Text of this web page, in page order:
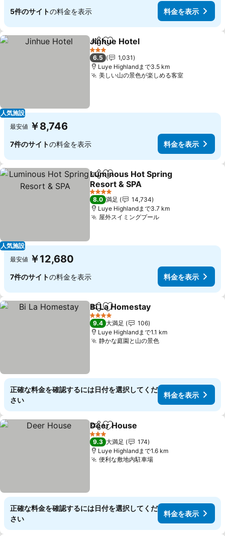
5件のサイトの料金を表示 料金を表示
人気施設
シェアお気に入りに追加
Jinhue Hotel
3 ホテルのランク
6.5
1,031
Luye Highlandまで3.5 km
美しい山の景色が楽しめる客室料金を表示
最安値 ￥8,746
7件のサイトの料金を表示 料金を表示
人気施設
シェアお気に入りに追加
Luminous Hot Spring
Resort & SPA
料金を表示
4 ホテルのランク
8.0 満足
14,734
Luye Highlandまで3.7 km
屋外スイミングプール料金を表示
最安値 ￥12,680
7件のサイトの料金を表示 料金を表示
シェアお気に入りに追加
Bi La Homestay
4 ホテルのランク
9.4 大満足
106
Luye Highlandまで1.1 km
静かな庭園と山の景色料金を表示
正確な料金を確認するには日付を選択してくだ
さい
料金を表示
シェアお気に入りに追加
Deer House
3 ホテルのランク
9.3 大満足
174
Luye Highlandまで1.6 km
便利な敷地内駐車場料金を表示
正確な料金を確認するには日付を選択してくだ
さい
料金を表示